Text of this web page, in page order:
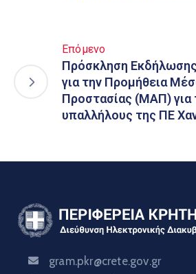
Επόμενο
Πρόσκληση
για την Προμήθεια
Προστασίας (ΜΑΠ) για
υπαλλήλους της ΠΕ
gram.pkr@crete.gov.gr